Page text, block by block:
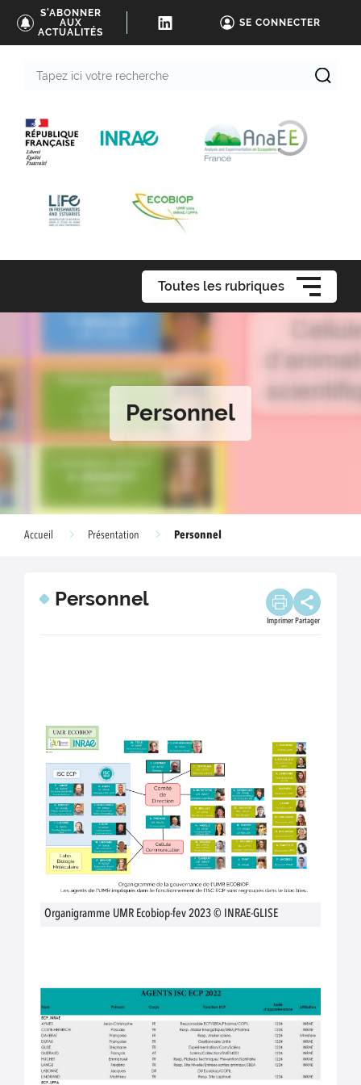
S'ABONNER
AUX
ACTUALITÉS
SE CONNECTER
Toutes les rubriques
Personnel
Accueil Présentation Personnel
Personnel
Imprimer Partager
Organigramme UMR Ecobiop-fev 2023 © INRAE-GLISE